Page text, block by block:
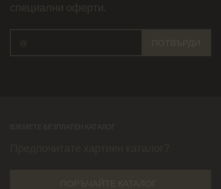
специални оферти.
ВЗЕМЕТЕ БЕЗПЛАТЕН КАТАЛОГ